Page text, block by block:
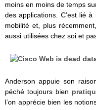
moins en moins de temps
des applications. C’est lié
mobilité et, plus
aussi utilisées chez soi et
Anderson appuie son
péché toujours bien
l’on apprécie bien les